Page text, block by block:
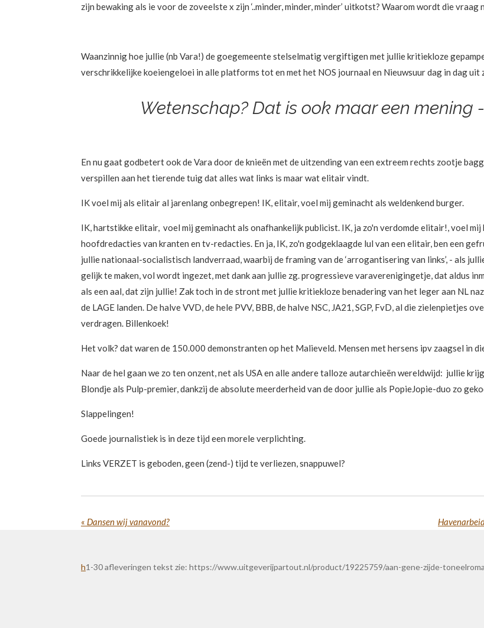
zijn bewaking als ie voor de zoveelste x zijn ‘..minder, minder, minder’ uitkotst? Waarom wordt die
Waanzinnig hoe jullie (nb Vara!) de goegemeente stelselmatig vergiftigen met jullie kritiekloze
verschrikkelijke koeiengeloei in alle platforms tot en met het NOS journaal en Nieuwsuur dag in dag uit
Wetenschap? Dat is ook maar een mening
En nu gaat godbetert ook de Vara door de knieën met de uitzending van een extreem rechts zootje
verspillen aan het tierende tuig dat alles wat links is maar wat elitair vindt.
IK voel mij als elitair al jarenlang onbegrepen! IK, elitair, voel mij geminacht als weldenkend burger.
IK, hartstikke elitair, voel mij geminacht als onafhankelijk publicist. IK, ja zo'n verdomde elitair!, voel
hoofdredacties van kranten en tv-redacties. En ja, IK, zo'n godgeklaagde lul van een elitair, ben een
jullie nationaal-socialistisch landverraad, waarbij de framing van de ‘arrogantisering van links’, - als
gelijk te maken, vol wordt ingezet, met dank aan jullie zg. progressieve varaverenigingetje, dat aldus
als een aal, dat zijn jullie! Zak toch in de stront met jullie kritiekloze benadering van het leger aan NL
de LAGE landen. De halve VVD, de hele PVV, BBB, de halve NSC, JA21, SGP, FvD, al die zielenpietjes
verdragen. Billenkoek!
Het volk? dat waren de 150.000 demonstranten op het Malieveld. Mensen met hersens ipv zaagsel in
Naar de hel gaan we zo ten onzent, net als USA en alle andere talloze autarchieën wereldwijd: jullie
Blondje als Pulp-premier, dankzij de absolute meerderheid van de door jullie als PopieJopie-duo zo
Slappelingen!
Goede journalistiek is in deze tijd een morele verplichting.
Links VERZET is geboden, geen (zend-) tijd te verliezen, snappuwel?
« Dansen wij vanavond?
h1-30 afleveringen tekst zie: https://www.uitgeverijpartout.nl/product/19225759/aan-gene-zijde-